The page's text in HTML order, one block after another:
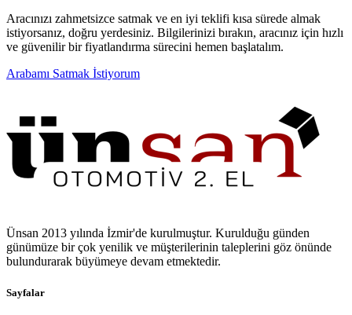
Aracınızı zahmetsizce satmak ve en iyi teklifi kısa sürede almak
istiyorsanız, doğru yerdesiniz. Bilgilerinizi bırakın, aracınız için hızlı
ve güvenilir bir fiyatlandırma sürecini hemen başlatalım.
Arabamı Satmak İstiyorum
Ünsan 2013 yılında İzmir'de kurulmuştur. Kurulduğu günden
günümüze bir çok yenilik ve müşterilerinin taleplerini göz önünde
bulundurarak büyümeye devam etmektedir.
Sayfalar